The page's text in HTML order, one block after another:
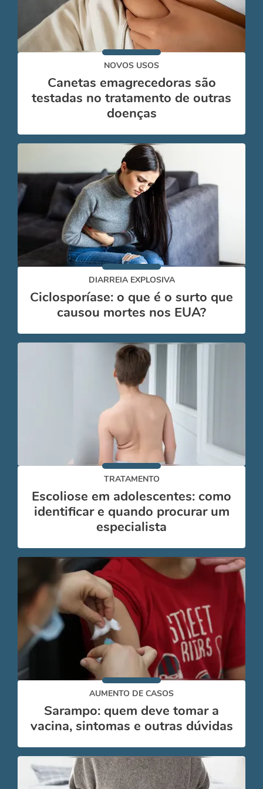
NOVOS USOS
Canetas emagrecedoras são
testadas no tratamento de outras
doenças
DIARREIA EXPLOSIVA
Ciclosporíase: o que é o surto que
causou mortes nos EUA?
TRATAMENTO
Escoliose em adolescentes: como
identificar e quando procurar um
especialista
AUMENTO DE CASOS
Sarampo: quem deve tomar a
vacina, sintomas e outras dúvidas